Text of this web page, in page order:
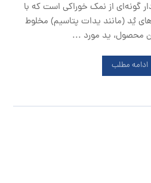
گونه‌ای از نمک خوراکی است که با
یُد (مانند یدات پتاسیم) مخلوط
محصول، ید مورد ...
ادامه مطلب